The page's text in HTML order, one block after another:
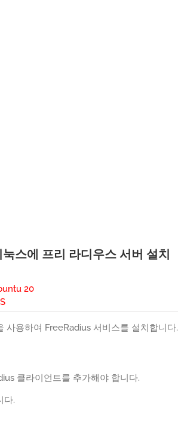
스에 프리 라디우스 서버 설치
20
사용하여 FreeRadius 서비스를 설치합니다.
클라이언트를 추가해야 합니다.
다.